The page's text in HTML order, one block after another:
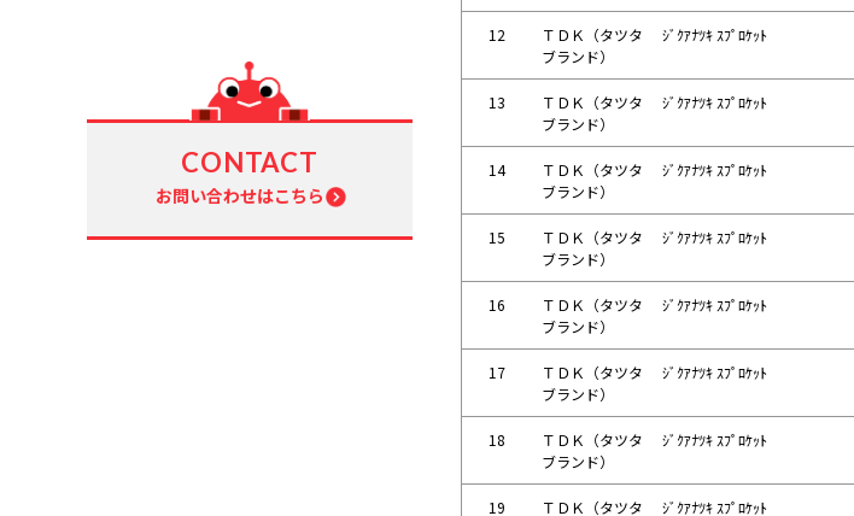
CONTACT
お問い合わせはこちら
12
ＴＤＫ（タツタ
ブランド）
ｼﾞｸｱﾅﾂｷ ｽﾌﾟﾛｹｯﾄ
13
ＴＤＫ（タツタ
ブランド）
ｼﾞｸｱﾅﾂｷ ｽﾌﾟﾛｹｯﾄ
14
ＴＤＫ（タツタ
ブランド）
ｼﾞｸｱﾅﾂｷ ｽﾌﾟﾛｹｯﾄ
15
ＴＤＫ（タツタ
ブランド）
ｼﾞｸｱﾅﾂｷ ｽﾌﾟﾛｹｯﾄ
16
ＴＤＫ（タツタ
ブランド）
ｼﾞｸｱﾅﾂｷ ｽﾌﾟﾛｹｯﾄ
17
ＴＤＫ（タツタ
ブランド）
ｼﾞｸｱﾅﾂｷ ｽﾌﾟﾛｹｯﾄ
18
ＴＤＫ（タツタ
ブランド）
ｼﾞｸｱﾅﾂｷ ｽﾌﾟﾛｹｯﾄ
19 ＴＤＫ（タツタ ｼﾞｸｱﾅﾂｷ ｽﾌﾟﾛｹｯﾄ